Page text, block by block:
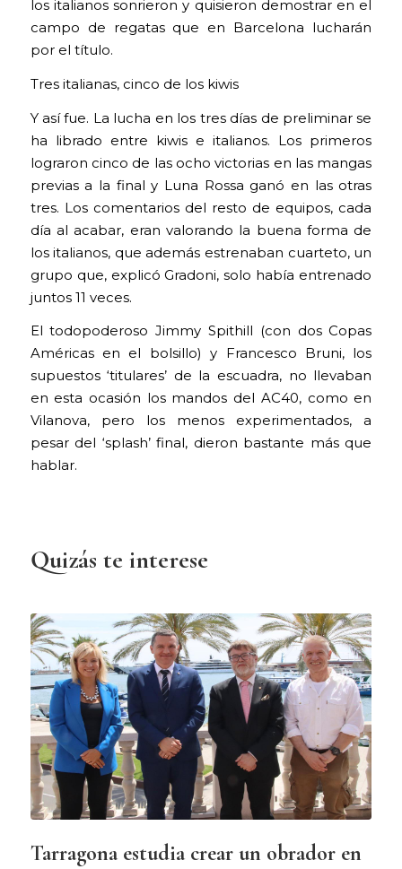
los italianos sonrieron y quisieron demostrar en el
campo de regatas que en Barcelona lucharán
por el título.
Tres italianas, cinco de los kiwis
Y así fue. La lucha en los tres días de preliminar se
ha librado entre kiwis e italianos. Los primeros
lograron cinco de las ocho victorias en las mangas
previas a la final y Luna Rossa ganó en las otras
tres. Los comentarios del resto de equipos, cada
día al acabar, eran valorando la buena forma de
los italianos, que además estrenaban cuarteto, un
grupo que, explicó Gradoni, solo había entrenado
juntos 11 veces.
El todopoderoso Jimmy Spithill (con dos Copas
Américas en el bolsillo) y Francesco Bruni, los
supuestos ‘titulares’ de la escuadra, no llevaban
en esta ocasión los mandos del AC40, como en
Vilanova, pero los menos experimentados, a
pesar del ‘splash’ final, dieron bastante más que
hablar.
Quizás te interese
Tarragona estudia crear un obrador en